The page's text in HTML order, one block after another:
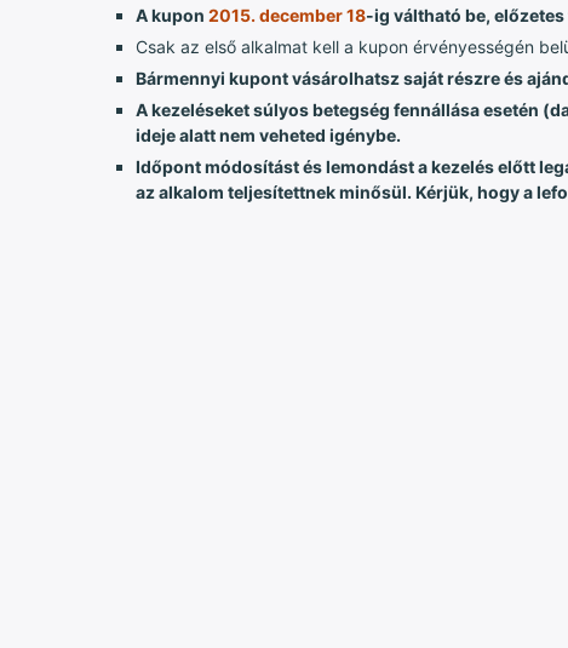
A kupon 2015. december 18-ig váltható be,
Csak az első alkalmat kell a kupon érvényességén
Bármennyi kupont vásárolhatsz saját részre és
A kezeléseket súlyos betegség fennállása esetén
ideje alatt nem veheted igénybe.
Időpont módosítást és lemondást a kezelés előtt
az alkalom teljesítettnek minősül. Kérjük, hogy a